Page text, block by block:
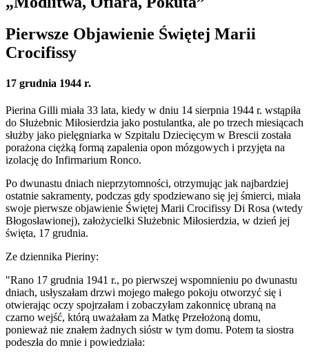
Pierwsze Objawienie Świętej Marii
Crocifissy
17 grudnia 1944 r.
Pierina Gilli miała 33 lata, kiedy w dniu 14 sierpnia 1944 r. wstąpiła
do Służebnic Miłosierdzia jako postulantka, ale po trzech miesiącach
służby jako pielęgniarka w Szpitalu Dziecięcym w Brescii została
porażona ciężką formą zapalenia opon mózgowych i przyjęta na
izolację do Infirmarium Ronco.
Po dwunastu dniach nieprzytomności, otrzymując jak najbardziej
ostatnie sakramenty, podczas gdy spodziewano się jej śmierci, miała
swoje pierwsze objawienie Świętej Marii Crocifissy Di Rosa (wtedy
Błogosławionej), założycielki Służebnic Miłosierdzia, w dzień jej
święta, 17 grudnia.
Ze dziennika Pieriny:
"Rano 17 grudnia 1941 r., po pierwszej wspomnieniu po dwunastu
dniach, usłyszałam drzwi mojego małego pokoju otworzyć się i
otwierając oczy spojrzałam i zobaczyłam zakonnicę ubraną na
czarno wejść, którą uważałam za Matkę Przełożoną domu,
ponieważ nie znałem żadnych sióstr w tym domu. Potem ta siostra
podeszła do mnie i powiedziała: